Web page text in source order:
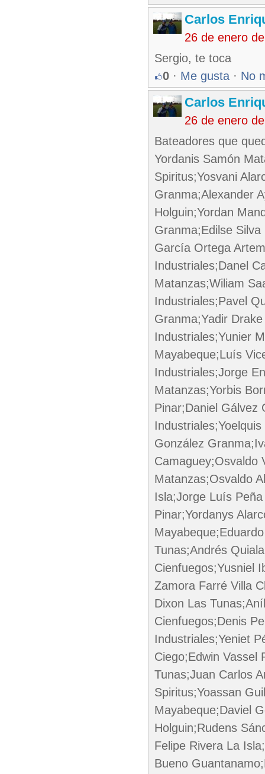
Carlos
26 de enero
Sergio, te toca
0 · Me gusta · No
Carlos
26 de enero
Bateadores que
Yordanis Samón
Spiritus;Yosvani
Granma;Alexander
Holguin;Yordan
Granma;Edilse
García Ortega
Industriales;Danel
Matanzas;Wiliam
Industriales;Pavel
Granma;Yadir
Industriales;Yunier
Mayabeque;Luís
Industriales;Jorge
Matanzas;Yorbis
Pinar;Daniel Gálvez
González
Camaguey;Osvaldo
Matanzas;Osvaldo
Isla;Jorge Luís
Pinar;Yordanys
Tunas;Andrés
Cienfuegos;Yusniel
Zamora Farré Villa
Dixon Las
Cienfuegos;Denis
Industriales;Yeniet
Ciego;Edwin Vassel
Tunas;Juan Carlos
Spiritus;Yoassan
Mayabeque;Daviel
Holguin;Rudens
Felipe Rivera La
Bueno